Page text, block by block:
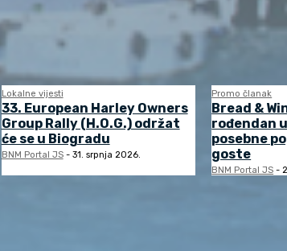
Lokalne vijesti
33. European Harley Owners
Group Rally (H.O.G.) održat
će se u Biogradu
BNM Portal JS - 31. srpnja 2026.
Promo članak
Bread &
rođendan
posebne
goste
BNM Portal JS -